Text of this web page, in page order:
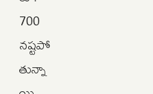
700
నష్టపో
తున్నా